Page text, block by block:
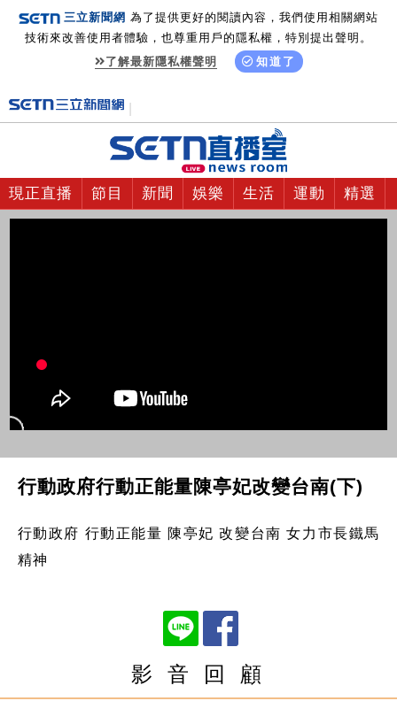
三立新聞網 為了提供更好的閱讀內容，我們使用相關網站
技術來改善使用者體驗，也尊重用戶的隱私權，特別提出聲明。
了解最新隱私權聲明
知道了
現正直播 節目 新聞 娛樂 生活 運動 精選
行動政府行動正能量陳亭妃改變台南(下)
行動政府 行動正能量 陳亭妃 改變台南 女力市長鐵馬
精神
影 音 回 顧